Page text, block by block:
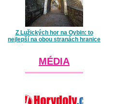
Z Lužických hor na Oybin: to
nejlepší na obou stranách hranice
MÉDIA